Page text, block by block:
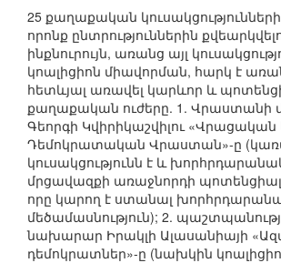
25 քաղաքական
որոնք ընտրություններին
ինքնուրույն, առանց այլ
կոալիցիոն միավորման, հարկ է
հետևյալ առավել կարևոր և
քաղաքական ուժերը. 1. Վրաստանի
Գեորգի Կվիրիկաշվիլու
Դեմոկրատական Վրաստան»-ը
կուսակցությունն է և
մրցավազքի առաջնորդի
որը կարող է ստանալ
մեծամասնություն); 2.
նախարար Իրակլի Ալասանիայի
դեմոկրատներ»-ը (նախկին